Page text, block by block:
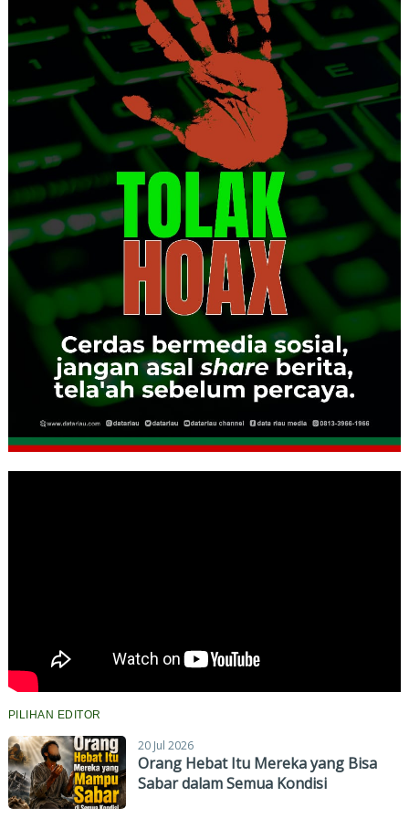
PILIHAN EDITOR
20 Jul 2026
Orang Hebat Itu Mereka yang Bisa
Sabar dalam Semua Kondisi